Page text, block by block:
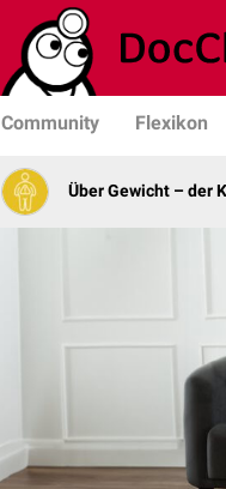
Community Flexikon
Über Gewicht – der